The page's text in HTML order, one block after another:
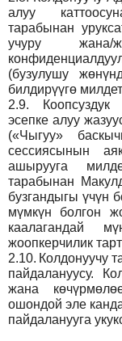
алуу
тарабынан
учуру
(бузулушу
билдирүүгө
2.9.
эсепке алуу
(«Чыгуу»
сессиясынын
ашырууга
тарабынан
бузгандыгы үчүн
мүмкүн болгон
каалагандай
жоопкерчилик
2.10. Колдонуучу
пайдалануусу.
жана
ошондой эле
пайдаланууга